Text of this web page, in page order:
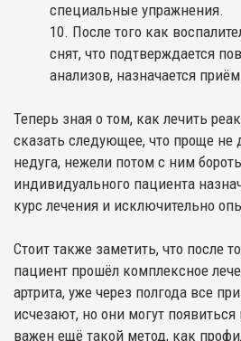
специальные упражнения.
После того как
снят, что подтверждается
анализов, назначается
Теперь зная о том, как лечить
сказать следующее, что проще не
недуга, нежели потом с ним
индивидуального пациента
курс лечения и исключительно
Стоит также заметить, что после
пациент прошёл комплексное
артрита, уже через полгода все
исчезают, но они могут появиться
важен ещё такой метод, как